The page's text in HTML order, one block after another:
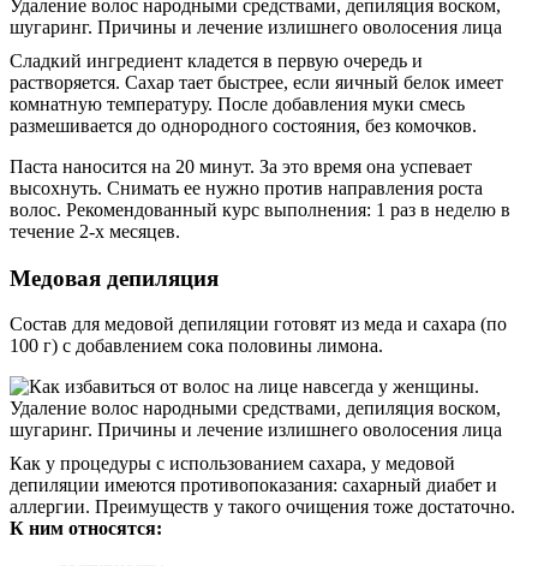
Сладкий ингредиент кладется в первую очередь и
растворяется. Сахар тает быстрее, если яичный белок имеет
комнатную температуру. После добавления муки смесь
размешивается до однородного состояния, без комочков.
Паста наносится на 20 минут. За это время она успевает
высохнуть. Снимать ее нужно против направления роста
волос. Рекомендованный курс выполнения: 1 раз в неделю в
течение 2-х месяцев.
Медовая депиляция
Состав для медовой депиляции готовят из меда и сахара (по
100 г) с добавлением сока половины лимона.
Как у процедуры с использованием сахара, у медовой
депиляции имеются противопоказания: сахарный диабет и
аллергии. Преимуществ у такого очищения тоже достаточно.
К ним относятся: